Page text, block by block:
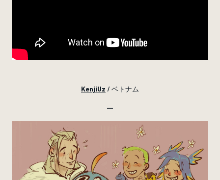
KenjiUz / ベトナム
—